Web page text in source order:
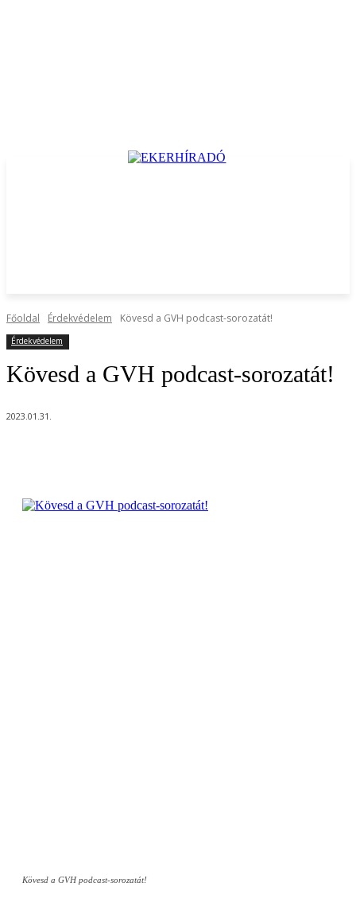
Főoldal Érdekvédelem Kövesd a GVH podcast-sorozatát!
Érdekvédelem
Kövesd a GVH podcast-sorozatát!
2023.01.31.
Kövesd a GVH podcast-sorozatát!